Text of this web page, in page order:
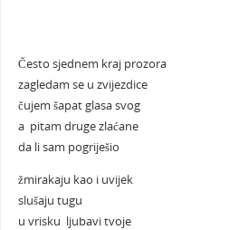
Često sjednem kraj prozora
zagledam se u zvijezdice
čujem šapat glasa svog
a pitam druge zlaćane
da li sam pogriješio
žmirakaju kao i uvijek
slušaju tugu
u vrisku ljubavi tvoje